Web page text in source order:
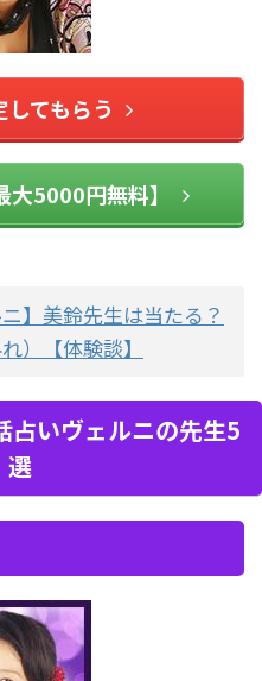
てもらう
5000円無料】
】美鈴先生は当たる？
）【体験談】
占いヴェルニの先生5
選